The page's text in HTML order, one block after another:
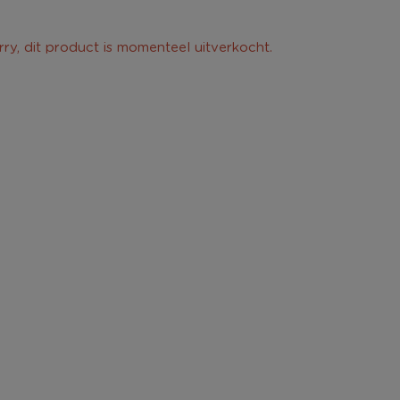
dit product is momenteel uitverkocht.